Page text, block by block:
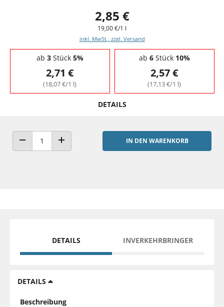
2,85 €
19,00 €/1 l
inkl. MwSt., zzgl. Versand
Staffelpreise - Mengenrabatt
ab 3Stück 5%
2,71 €
(18,07 €/1 l)
ab 6Stück 10%
2,57 €
(17,13 €/1 l)
DETAILS
ANZAHL VERRINGERNANZAHL ERHÖHEN
IN DEN WARENKORB
DETAILS INVERKEHRBRINGER
DETAILS
Beschreibung